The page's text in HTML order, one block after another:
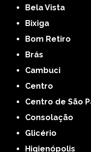
Bela Vista
Bixiga
Bom Retiro
Brás
Cambuci
Centro
Centro de São
Consolação
Glicério
Higienópolis